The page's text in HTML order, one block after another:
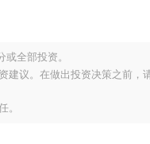
全部投资。
建议。在做出投资决策之前，
。